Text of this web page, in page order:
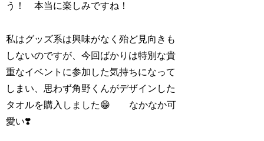
う！ 本当に楽しみですね！
私はグッズ系は興味がなく殆ど見向きも
しないのですが、今回ばかりは特別な貴
重なイベントに参加した気持ちになって
しまい、思わず角野くんがデザインした
タオルを購入しました😁 なかなか可
愛い❣️